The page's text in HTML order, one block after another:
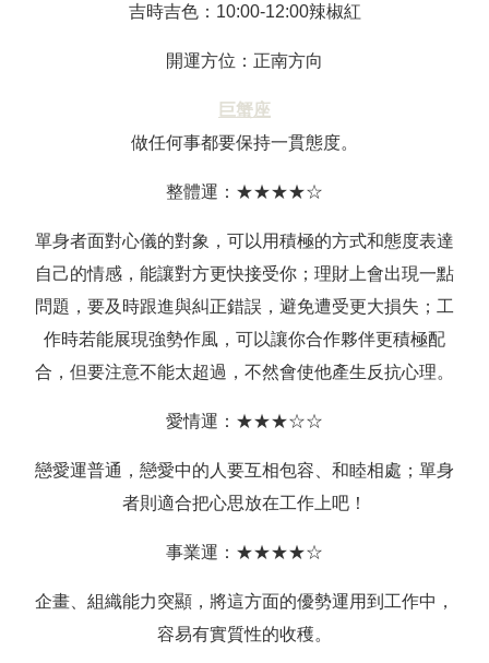
吉時吉色：10:00-12:00辣椒紅
開運方位：正南方向
巨蟹座
做任何事都要保持一貫態度。
整體運：★★★★☆
單身者面對心儀的對象，可以用積極的方式和態度表達
自己的情感，能讓對方更快接受你；理財上會出現一點
問題，要及時跟進與糾正錯誤，避免遭受更大損失；工
作時若能展現強勢作風，可以讓你合作夥伴更積極配
合，但要注意不能太超過，不然會使他產生反抗心理。
愛情運：★★★☆☆
戀愛運普通，戀愛中的人要互相包容、和睦相處；單身
者則適合把心思放在工作上吧！
事業運：★★★★☆
企畫、組織能力突顯，將這方面的優勢運用到工作中，
容易有實質性的收穫。